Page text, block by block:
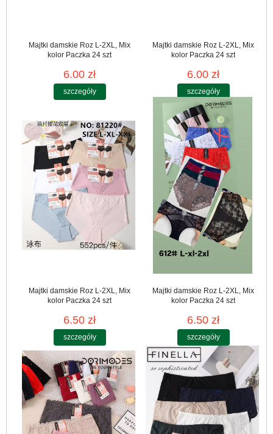
Majtki damskie Roz L-2XL, Mix
kolor Paczka 24 szt
6.00 zł
szczegóły
Majtki damskie Roz L-2XL, Mix
kolor Paczka 24 szt
6.00 zł
szczegóły
Majtki damskie Roz L-2XL, Mix
kolor Paczka 24 szt
6.50 zł
szczegóły
Majtki damskie Roz L-2XL, Mix
kolor Paczka 24 szt
6.50 zł
szczegóły